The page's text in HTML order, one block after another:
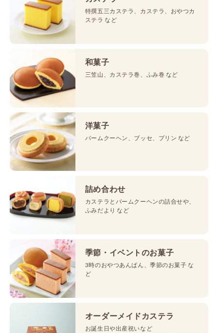
特撰五三カステラ、カステラ、おやつカ
ステラ など
和菓子
三笠山、カステラ巻、ふみ巻 など
洋菓子
バームクーヘン、ブッセ、プリン など
詰め合わせ
カステラとバームクーヘンの詰合せや、
ふみだより など
季節・イベントのお菓子
3時のおやつあんぱん、季節のお菓子 な
ど
オーダーメイドカステラ
お誕生日や出産祝いなど